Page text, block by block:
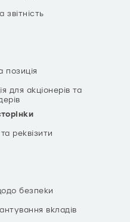
звітність
позиція
для акціонерів та
реквізити
безпеки
вкладів